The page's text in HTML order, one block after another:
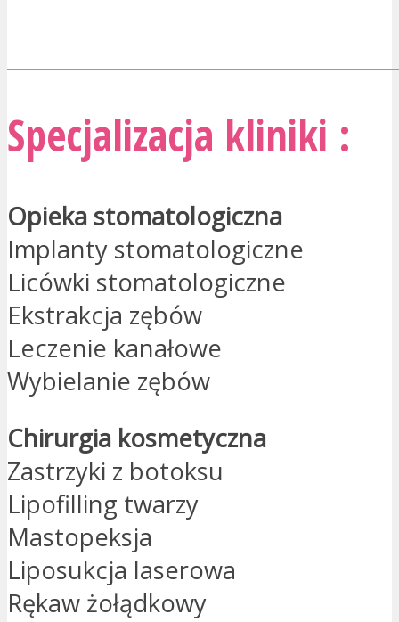
Specjalizacja kliniki :
Opieka stomatologiczna
Implanty stomatologiczne
Licówki stomatologiczne
Ekstrakcja zębów
Leczenie kanałowe
Wybielanie zębów
Chirurgia kosmetyczna
Zastrzyki z botoksu
Lipofilling twarzy
Mastopeksja
Liposukcja laserowa
Rękaw żołądkowy